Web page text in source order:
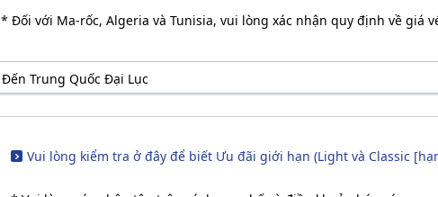
* Đối với Ma-rốc, Algeria và Tunisia, vui lòng xác nhận quy định về giá
Đến Trung Quốc Đại Lục
Vui lòng kiểm tra ở đây để biết Ưu đãi giới hạn (Light và Classic